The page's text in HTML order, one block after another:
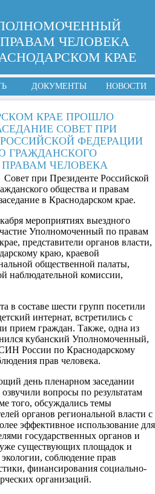
ЧЕЛОВЕКА
КРАЕ
ДОКУМЕНТЫ НОВОСТИ
КРАЕ ПРОШЛО
СОВЕТ ПРИ
ФЕДЕРАЦИИ
ГРАЖДАНСКОГО
ЧЕЛОВЕКА
при Президенте Российской
общества и правам
в Краснодарском крае.
мероприятиях выездного
Уполномоченный по правам
представители органов власти,
краю, краевой
общественной палаты,
наблюдательной комиссии,
в составе шести групп посетили
интернат, встретились с
прием граждан. Также, одна из
кубанский Уполномоченный,
России по Краснодарскому
прав человека.
день пленарном заседании
вопросы по результатам
того, обсуждались темы
органов региональной власти с
эффективное использование для
государственных органов и
существующих площадок и
соблюдение прав
финансирования социально-
организаций.